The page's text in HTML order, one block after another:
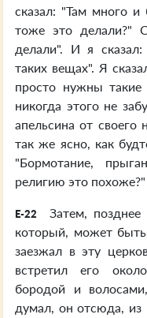
сказал: "Там много
тоже это делали?"
делали". И я
таких вещах". Я
просто нужны
никогда этого не
апельсина от своего
так же ясно, как
"Бормотание,
религию это
E-22
Затем, позднее
который, может
заезжал в эту
встретил его
бородой и
думал, он отсюда,